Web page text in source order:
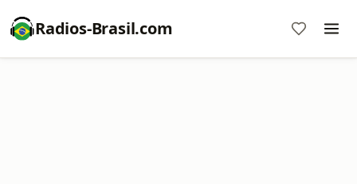
Radios-Brasil.com